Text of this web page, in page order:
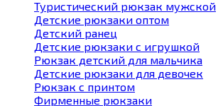
Туристический рюкзак мужской
Детские рюкзаки оптом
Детский ранец
Детские рюкзаки с игрушкой
Рюкзак детский для мальчика
Детские рюкзаки для девочек
Рюкзак с принтом
Фирменные рюкзаки